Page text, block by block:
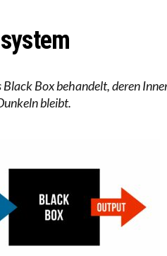
Black Box behandelt, deren
bleibt.